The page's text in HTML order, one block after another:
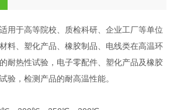
用于高等院校、质检科研、企业工厂等单位
料、塑化产品、橡胶制品、电线类在高温环
耐热性试验，电子零配件、塑化产品及橡胶
验，检测产品的耐高温性能。